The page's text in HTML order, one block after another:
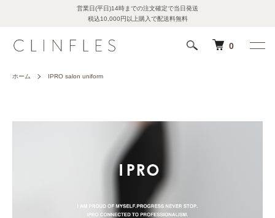
営業日(平日)14時までの注文確定で当日発送
税込10,000円以上購入で配送料無料
0
ホーム IPRO salon uniform